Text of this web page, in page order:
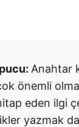
Anahtar
önemli
eden ilgi
yazmak da